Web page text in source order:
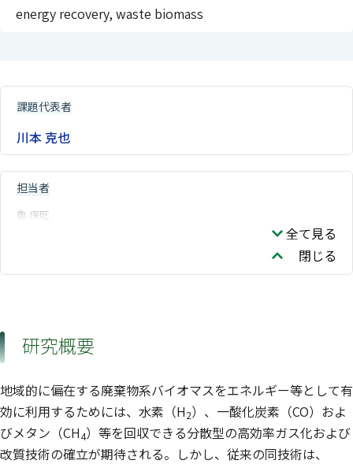
energy recovery, waste biomass
課題代表者
川本 克也
担当者
魯 保旺
全て見る
閉じる
研究概要
地域的に偏在する廃棄物系バイオマスをエネルギー等として有
効に利用するためには、水素（H2）、一酸化炭素（CO）およ
びメタン（CH4）等を回収できる分散型の高効率ガス化および
改質技術の確立が期待される。しかし、従来の同技術は、